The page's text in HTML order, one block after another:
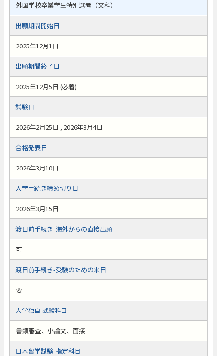
外国学校卒業学生特別選考（文科）
出願期間開始日
2025年12月1日
出願期間終了日
2025年12月5日 (必着)
試験日
2026年2月25日 , 2026年3月4日
合格発表日
2026年3月10日
入学手続き締め切り日
2026年3月15日
渡日前手続き-海外からの直接出願
可
渡日前手続き-受験のための来日
要
大学独自 試験科目
書類審査、小論文、面接
日本留学試験-指定科目